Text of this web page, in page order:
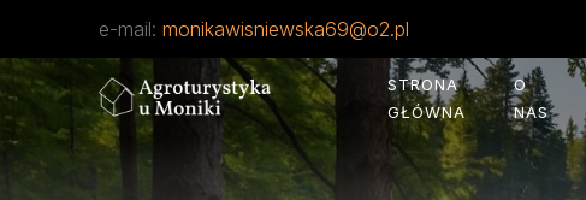
e-mail: monikawisniewska69@o2.pl
STRONA
GŁÓWNA
O
NAS